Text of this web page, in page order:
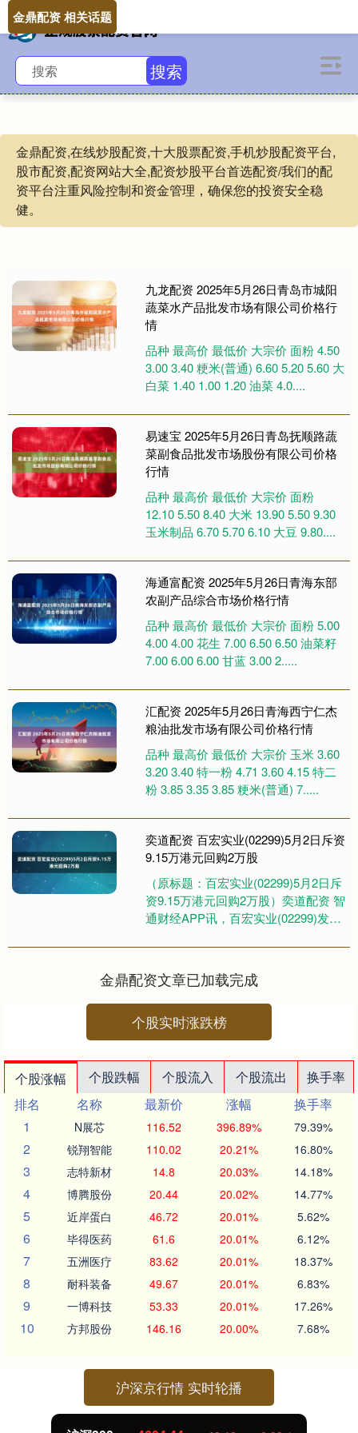
搜索
金鼎配资,在线炒股配资,十大股票配资,手机炒股配资平台,
股市配资,配资网站大全,配资炒股平台首选配资/我们的配
资平台注重风险控制和资金管理，确保您的投资安全稳
健。
金鼎配资 相关话题
九龙配资 2025年5月26日青岛市城阳
蔬菜水产品批发市场有限公司价格行
情
品种 最高价 最低价 大宗价 面粉 4.50
3.00 3.40 粳米(普通) 6.60 5.20 5.60 大
白菜 1.40 1.00 1.20 油菜 4.0....
易速宝 2025年5月26日青岛抚顺路蔬
菜副食品批发市场股份有限公司价格
行情
品种 最高价 最低价 大宗价 面粉
12.10 5.50 8.40 大米 13.90 5.50 9.30
玉米制品 6.70 5.70 6.10 大豆 9.80....
海通富配资 2025年5月26日青海东部
农副产品综合市场价格行情
品种 最高价 最低价 大宗价 面粉 5.00
4.00 4.00 花生 7.00 6.50 6.50 油菜籽
7.00 6.00 6.00 甘蓝 3.00 2.....
汇配资 2025年5月26日青海西宁仁杰
粮油批发市场有限公司价格行情
品种 最高价 最低价 大宗价 玉米 3.60
3.20 3.40 特一粉 4.71 3.60 4.15 特二
粉 3.85 3.35 3.85 粳米(普通) 7.....
奕道配资 百宏实业(02299)5月2日斥资
9.15万港元回购2万股
（原标题：百宏实业(02299)5月2日斥
资9.15万港元回购2万股）奕道配资 智
通财经APP讯，百宏实业(02299)发布
金鼎配资文章已加载完成
个股实时涨跌榜
个股涨幅 个股跌幅 个股流入 个股流出
换手率
排名
名称 最新价 涨幅
换手率
1
N展芯 116.52 396.89% 79.39%
2 锐翔智能 110.02 20.21% 16.80%
3 志特新材 14.8 20.03% 14.18%
4 博腾股份 20.44 20.02% 14.77%
5 近岸蛋白 46.72 20.01% 5.62%
6 毕得医药 61.6 20.01% 6.12%
7 五洲医疗 83.62 20.01% 18.37%
8 耐科装备 49.67 20.01% 6.83%
9 一博科技 53.33 20.01% 17.26%
10 方邦股份 146.16 20.00% 7.68%
沪深京行情 实时轮播